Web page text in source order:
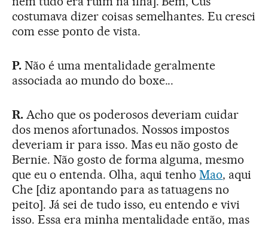
costumava dizer coisas semelhantes. Eu cresci
com esse ponto de vista.
P.Não é uma mentalidade geralmente
associada ao mundo do boxe...
R.Acho que os poderosos deveriam cuidar
dos menos afortunados. Nossos impostos
deveriam ir para isso. Mas eu não gosto de
Bernie. Não gosto de forma alguma, mesmo
que eu o entenda. Olha, aqui tenhoMao, aqui
Che [diz apontando para as tatuagens no
peito]. Já sei de tudo isso, eu entendo e vivi
isso. Essa era minha mentalidade então, mas